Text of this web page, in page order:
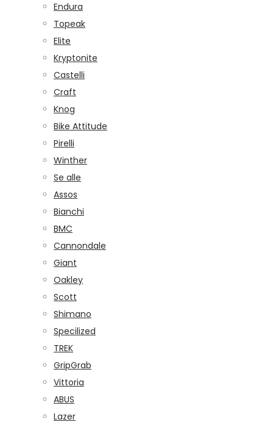
Endura
Topeak
Elite
Kryptonite
Castelli
Craft
Knog
Bike Attitude
Pirelli
Winther
Se alle
Assos
Bianchi
BMC
Cannondale
Giant
Oakley
Scott
Shimano
Specilized
TREK
GripGrab
Vittoria
ABUS
Lazer